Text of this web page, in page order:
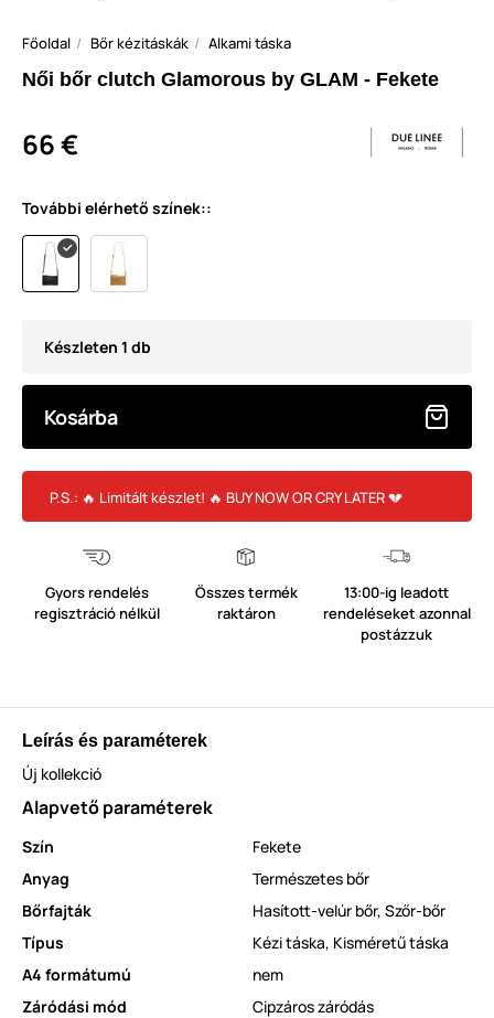
Főoldal Bőr kézitáskák Alkami táska
Női bőr clutch Glamorous by GLAM - Fekete
66 €
További elérhető színek::
Készleten 1 db
Kosárba
P.S.: 🔥 Limitált készlet! 🔥 BUY NOW OR CRY LATER 💔
Gyors rendelés
regisztráció nélkül
Összes termék
raktáron
13:00-ig leadott
rendeléseket azonnal
postázzuk
Leírás és paraméterek
Új kollekció
Alapvető paraméterek
Szín
Fekete
Anyag
Természetes bőr
Bőrfajták
Hasított-velúr bőr, Szőr-bőr
Típus
Kézi táska, Kisméretű táska
A4 formátumú
nem
Záródási mód
Cipzáros záródás